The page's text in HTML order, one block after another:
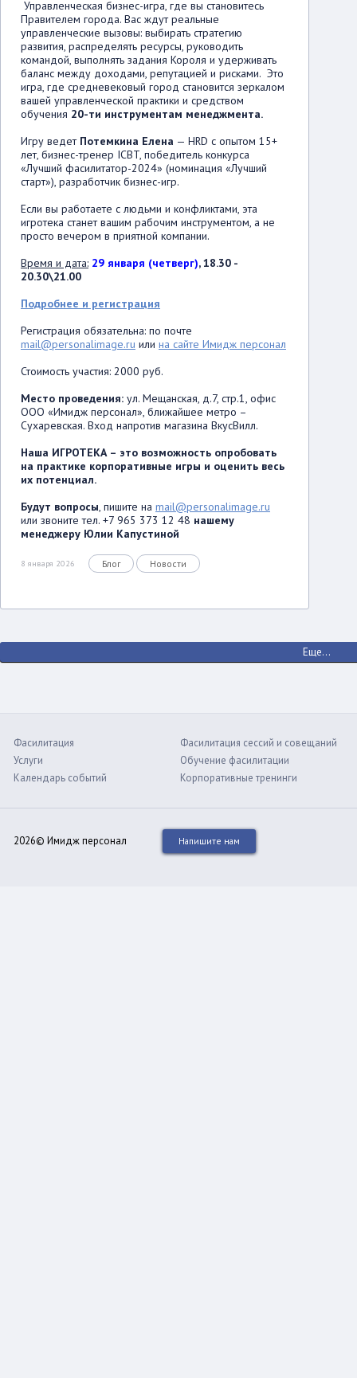
Управленческая бизнес-игра, где вы становитесь
Правителем города. Вас ждут реальные
управленческие вызовы: выбирать стратегию
развития, распределять ресурсы, руководить
командой, выполнять задания Короля и удерживать
баланс между доходами, репутацией и рисками. Это
игра, где средневековый город становится зеркалом
вашей управленческой практики и средством
обучения 20-ти инструментам менеджмента.
Игру ведет Потемкина Елена — HRD с опытом 15+
лет, бизнес-тренер ICBT, победитель конкурса
«Лучший фасилитатор-2024» (номинация «Лучший
старт»), разработчик бизнес-игр.
Если вы работаете с людьми и конфликтами, эта
игротека станет вашим рабочим инструментом, а не
просто вечером в приятной компании.
Время и дата: 29 января (четверг), 18.30 -
20.30\21.00
Подробнее и регистрация
Регистрация обязательна: по почте
mail@personalimage.ru или на сайте Имидж персонал
Стоимость участия: 2000 руб.
Место проведения: ул. Мещанская, д.7, стр.1, офис
ООО «Имидж персонал», ближайшее метро –
Сухаревская. Вход напротив магазина ВкусВилл.
Наша ИГРОТЕКА – это возможность опробовать
на практике корпоративные игры и оценить весь
их потенциал.
Будут вопросы, пишите на mail@personalimage.ru
или звоните тел. +7 965 373 12 48 нашему
менеджеру Юлии Капустиной
8 января 2026 Блог Новости
Еще...
Фасилитация
Услуги
Календарь событий
Фасилитация сессий и совещаний
Обучение фасилитации
Корпоративные тренинги
2026© Имидж персонал Напишите нам